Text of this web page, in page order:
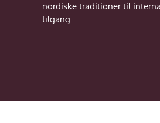
nordiske traditioner til
tilgang.